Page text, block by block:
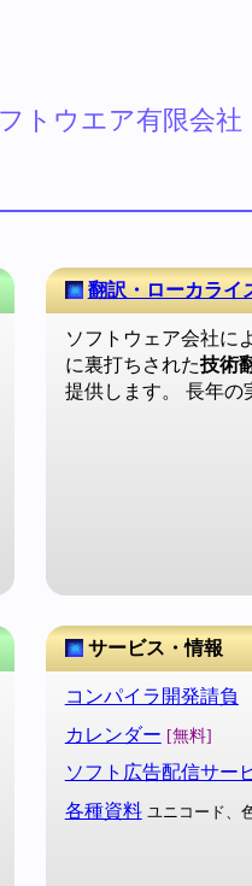
トウエア有限会社
翻訳・ローカライ
ソフトウェア会社に
に裏打ちされた技術
提供します。 長年の
サービス・情報
コンパイラ開発請負
カレンダー [無料]
ソフト広告配信サー
各種資料 ユニコード、